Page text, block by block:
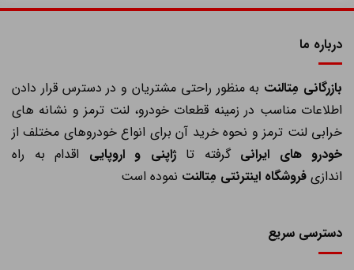
درباره ما
بازرگانی مِتالنتبه منظور راحتی مشتریان و در دسترس قرار دادن
اطلاعات مناسب در زمینه قطعات خودرو، لنت ترمز و نشانه های
خرابی لنت ترمز و نحوه خرید آن برای انواع خودروهای مختلف از
خودرو های ایرانیگرفته تاژاپنی و اروپاییاقدام به راه
اندازیفروشگاه اینترنتی مِتالنتنموده است
دسترسی سریع